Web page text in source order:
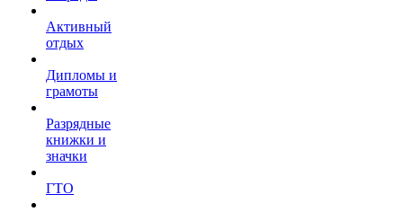
Активный
отдых
Дипломы и
грамоты
Разрядные
книжки и
значки
ГТО